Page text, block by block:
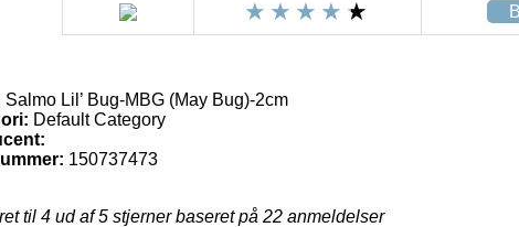
Salmo Lil’ Bug-MBG (May Bug)-2cm
Default Category
150737473
til 4 ud af 5 stjerner baseret på 22 anmeldelser